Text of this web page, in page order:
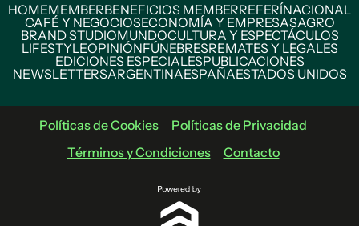
HOMEMEMBERBENEFICIOS MEMBERREFERÍNACIONAL
CAFÉ Y NEGOCIOSECONOMÍA Y EMPRESASAGRO
BRAND STUDIOMUNDOCULTURA Y ESPECTÁCULOS
LIFESTYLEOPINIÓNFÚNEBRESREMATES Y LEGALES
EDICIONES ESPECIALESPUBLICACIONES
NEWSLETTERSARGENTINAESPAÑAESTADOS UNIDOS
Políticas de Cookies
Políticas de Privacidad
Términos y Condiciones
Contacto